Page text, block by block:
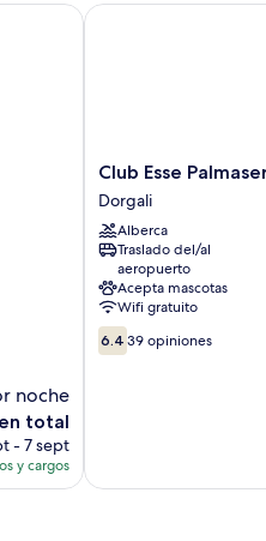
noche
en total
- 7 sept
y cargos
Club
Esse
Palmasera
Resort
Dorgali
Club Esse
Dorgali
Alberca
Traslado del/al
aeropuerto
Acepta mascotas
Wifi gratuito
6.4
de
6.4 39 opiniones
Club Esse Palmasera